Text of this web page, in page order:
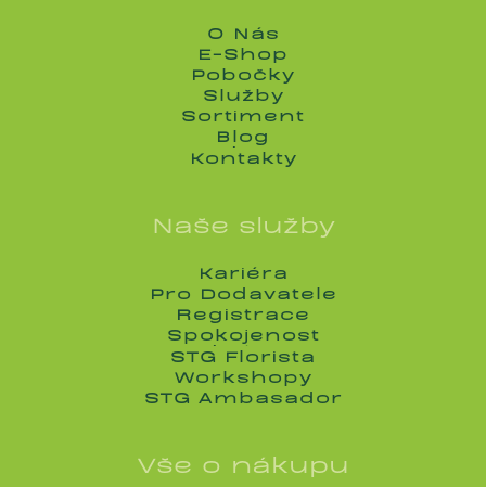
O Nás
O Nás
E-Shop
E-Shop
Pobočky
Pobočky
Služby
Služby
Sortiment
Sortiment
Blog
Blog
Kontakty
Kontakty
Naše služby
Kariéra
Kariéra
Pro Dodavatele
Pro Dodavatele
Registrace
Registrace
Spokojenost
Spokojenost
STG Florista
STG Florista
Workshopy
Workshopy
STG Ambasador
Vše o nákupu